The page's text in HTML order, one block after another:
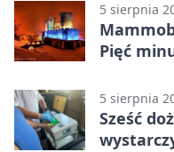
5 sierpnia
Pięć
5 sierpnia
Sześć